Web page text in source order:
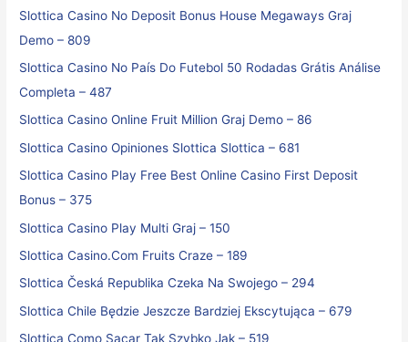
Slottica Casino No Deposit Bonus House Megaways Graj
Demo – 809
Slottica Casino No País Do Futebol ️50 Rodadas Grátis️ Análise
Completa – 487
Slottica Casino Online Fruit Million Graj Demo – 86
Slottica Casino Opiniones Slottica Slottica – 681
Slottica Casino Play Free Best Online Casino First Deposit
Bonus – 375
Slottica Casino Play Multi Graj – 150
Slottica Casino.Com Fruits Craze – 189
Slottica Česká Republika Czeka Na Swojego – 294
Slottica Chile Będzie Jeszcze Bardziej Ekscytująca – 679
Slottica Como Sacar Tak Szybko Jak – 519